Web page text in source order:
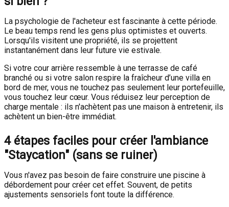
La psychologie de l'acheteur est fascinante à cette période.
Le beau temps rend les gens plus optimistes et ouverts.
Lorsqu'ils visitent une propriété, ils se projettent
instantanément dans leur future vie estivale.
Si votre cour arrière ressemble à une terrasse de café
branché ou si votre salon respire la fraîcheur d’une villa en
bord de mer, vous ne touchez pas seulement leur portefeuille,
vous touchez leur cœur. Vous réduisez leur perception de
charge mentale : ils n'achètent pas une maison à entretenir, ils
achètent un bien-être immédiat.
4 étapes faciles pour créer l'ambiance
"Staycation" (sans se ruiner)
Vous n'avez pas besoin de faire construire une piscine à
débordement pour créer cet effet. Souvent, de petits
ajustements sensoriels font toute la différence.